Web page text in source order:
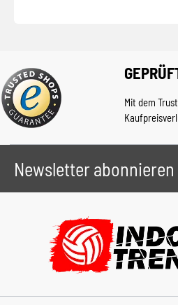
Mit dem
Newsletter abonnieren